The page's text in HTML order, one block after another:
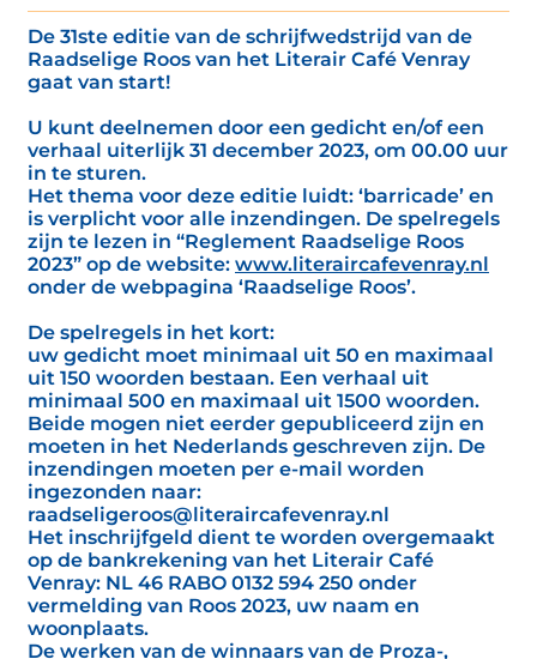
De 31ste editie van de schrijfwedstrijd van de
Raadselige Roos van het Literair Café Venray
gaat van start!
U kunt deelnemen door een gedicht en/of een
verhaal uiterlijk 31 december 2023, om 00.00 uur
in te sturen.
Het thema voor deze editie luidt: ‘barricade’ en
is verplicht voor alle inzendingen. De spelregels
zijn te lezen in “Reglement Raadselige Roos
2023” op de website: www.literaircafevenray.nl
onder de webpagina ‘Raadselige Roos’.
De spelregels in het kort:
uw gedicht moet minimaal uit 50 en maximaal
uit 150 woorden bestaan. Een verhaal uit
minimaal 500 en maximaal uit 1500 woorden.
Beide mogen niet eerder gepubliceerd zijn en
moeten in het Nederlands geschreven zijn. De
inzendingen moeten per e-mail worden
ingezonden naar:
raadseligeroos@literaircafevenray.nl
Het inschrijfgeld dient te worden overgemaakt
op de bankrekening van het Literair Café
Venray: NL 46 RABO 0132 594 250 onder
vermelding van Roos 2023, uw naam en
woonplaats.
De werken van de winnaars van de Proza-,